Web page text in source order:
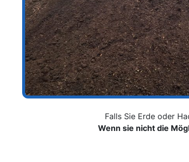
Falls Sie Erde oder
Wenn sie nicht die